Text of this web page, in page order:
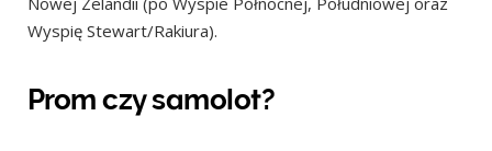
Wyspię Stewart/Rakiura).
Prom czy samolot?